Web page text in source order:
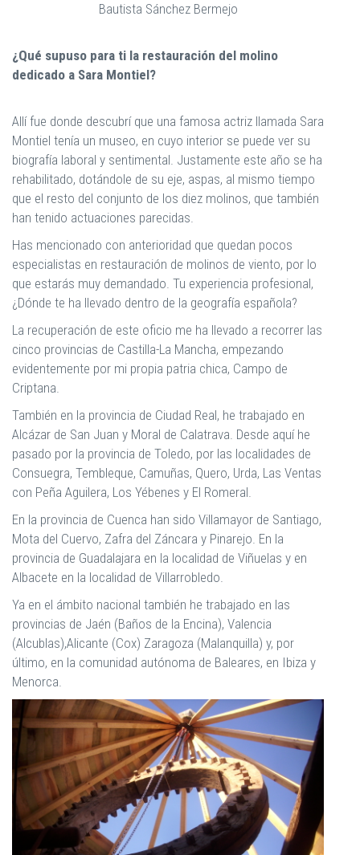
Bautista Sánchez Bermejo
¿Qué supuso para ti la restauración del molino
dedicado a Sara Montiel?
Allí fue donde descubrí que una famosa actriz llamada Sara
Montiel tenía un museo, en cuyo interior se puede ver su
biografía laboral y sentimental. Justamente este año se ha
rehabilitado, dotándole de su eje, aspas, al mismo tiempo
que el resto del conjunto de los diez molinos, que también
han tenido actuaciones parecidas.
Has mencionado con anterioridad que quedan pocos
especialistas en restauración de molinos de viento, por lo
que estarás muy demandado. Tu experiencia profesional,
¿Dónde te ha llevado dentro de la geografía española?
La recuperación de este oficio me ha llevado a recorrer las
cinco provincias de Castilla-La Mancha, empezando
evidentemente por mi propia patria chica, Campo de
Criptana.
También en la provincia de Ciudad Real, he trabajado en
Alcázar de San Juan y Moral de Calatrava. Desde aquí he
pasado por la provincia de Toledo, por las localidades de
Consuegra, Tembleque, Camuñas, Quero, Urda, Las Ventas
con Peña Aguilera, Los Yébenes y El Romeral.
En la provincia de Cuenca han sido Villamayor de Santiago,
Mota del Cuervo, Zafra del Záncara y Pinarejo. En la
provincia de Guadalajara en la localidad de Viñuelas y en
Albacete en la localidad de Villarrobledo.
Ya en el ámbito nacional también he trabajado en las
provincias de Jaén (Baños de la Encina), Valencia
(Alcublas),Alicante (Cox) Zaragoza (Malanquilla) y, por
último, en la comunidad autónoma de Baleares, en Ibiza y
Menorca.